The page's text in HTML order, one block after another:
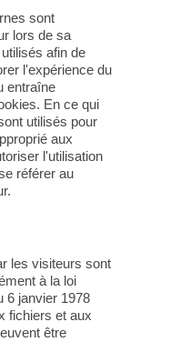
sont
lors de sa
afin de
l'expérience du
entraîne
En ce qui
utilisés pour
aux
l'utilisation
référer au
les visiteurs sont
à la loi
6 janvier 1978
fichiers et aux
être